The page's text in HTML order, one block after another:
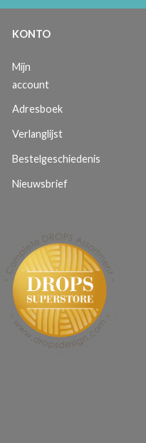
KONTO
Mijn
account
Adresboek
Verlanglijst
Bestelgeschiedenis
Nieuwsbrief